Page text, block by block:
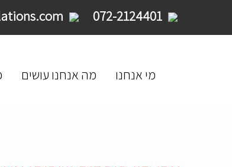
מי אנחנו מה אנחנו עושים